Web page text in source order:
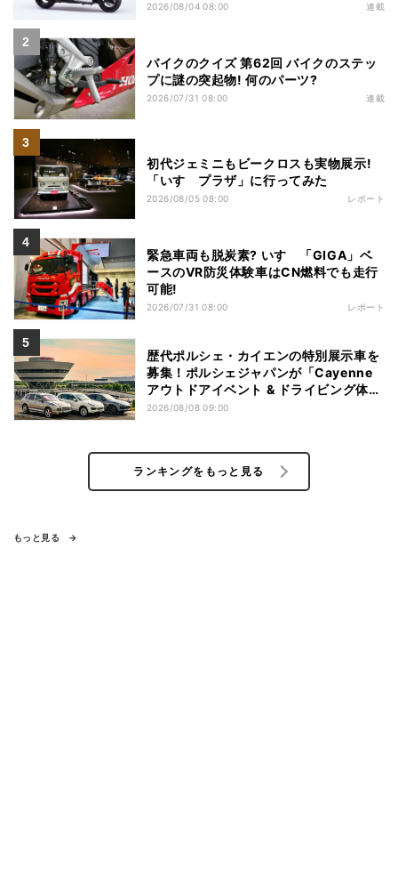
2026/08/04 08:00 連載
バイクのクイズ 第62回 バイクのステッ
プに謎の突起物! 何のパーツ?
2026/07/31 08:00 連載
初代ジェミニもビークロスも実物展示!
「いすゞプラザ」に行ってみた
2026/08/05 08:00 レポート
緊急車両も脱炭素? いすゞ「GIGA」ベ
ースのVR防災体験車はCN燃料でも走行
可能!
2026/07/31 08:00 レポート
歴代ポルシェ・カイエンの特別展示車を
募集！ポルシェジャパンが「Cayenne
アウトドアイベント & ドライビング体
験」を開催
2026/08/08 09:00
ランキングをもっと見る
もっと見る